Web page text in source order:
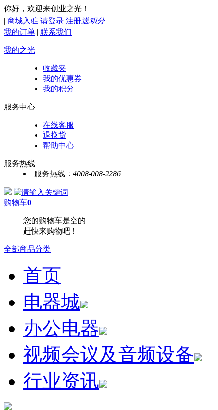
你好，欢迎来创业之光！
| 商城入驻 请登录 注册送积分
我的订单 | 联系我们
我的之光
收藏夹
我的优惠券
我的积分
服务中心
在线客服
退换货
帮助中心
服务热线
服务热线： 4008-008-2286
购物车0
您的购物车是空的
赶快来购物吧！
全部商品分类
首页
电器城
办公电器
视频会议及音频设备
行业资讯